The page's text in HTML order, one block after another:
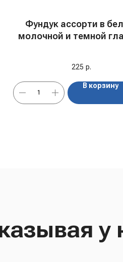
Фундук ассорти в
молочной и темной
225 р.
В корзину
у